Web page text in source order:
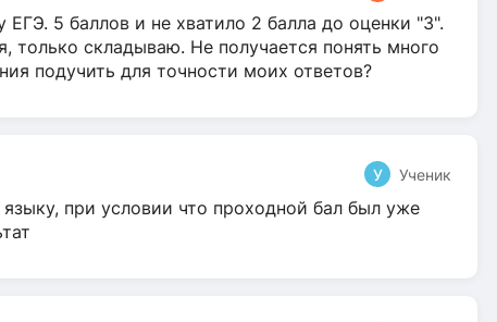
ЕГЭ. 5 баллов и не хватило 2 балла до оценки "3".
складываю. Не получается понять много
подучить для точности моих ответов?
У Ученик
при условии что проходной бал был уже